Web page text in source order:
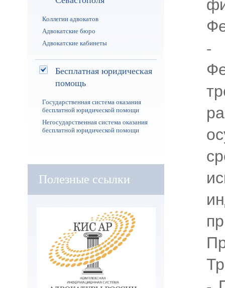
-
Коллегии адвокатов
Адвокатские бюро
Адвокатские кабинеты
Бесплатная юридическая
помощь
Государственная система оказания
бесплатной юридической помощи
Негосударственная система оказания
бесплатной юридической помощи
Полезные ссылки